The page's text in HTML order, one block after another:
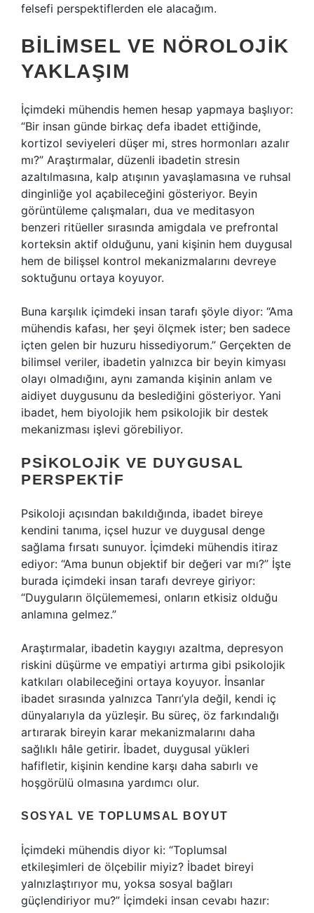
felsefi perspektiflerden ele alacağım.
BILIMSEL VE NÖROLOJIK
YAKLAŞIM
İçimdeki mühendis hemen hesap yapmaya başlıyor:
“Bir insan günde birkaç defa ibadet ettiğinde,
kortizol seviyeleri düşer mi, stres hormonları azalır
mı?” Araştırmalar, düzenli ibadetin stresin
azaltılmasına, kalp atışının yavaşlamasına ve ruhsal
dinginliğe yol açabileceğini gösteriyor. Beyin
görüntüleme çalışmaları, dua ve meditasyon
benzeri ritüeller sırasında amigdala ve prefrontal
korteksin aktif olduğunu, yani kişinin hem duygusal
hem de bilişsel kontrol mekanizmalarını devreye
soktuğunu ortaya koyuyor.
Buna karşılık içimdeki insan tarafı şöyle diyor: “Ama
mühendis kafası, her şeyi ölçmek ister; ben sadece
içten gelen bir huzuru hissediyorum.” Gerçekten de
bilimsel veriler, ibadetin yalnızca bir beyin kimyası
olayı olmadığını, aynı zamanda kişinin anlam ve
aidiyet duygusunu da beslediğini gösteriyor. Yani
ibadet, hem biyolojik hem psikolojik bir destek
mekanizması işlevi görebiliyor.
PSIKOLOJIK VE DUYGUSAL
PERSPEKTIF
Psikoloji açısından bakıldığında, ibadet bireye
kendini tanıma, içsel huzur ve duygusal denge
sağlama fırsatı sunuyor. İçimdeki mühendis itiraz
ediyor: “Ama bunun objektif bir değeri var mı?” İşte
burada içimdeki insan tarafı devreye giriyor:
“Duyguların ölçülememesi, onların etkisiz olduğu
anlamına gelmez.”
Araştırmalar, ibadetin kaygıyı azaltma, depresyon
riskini düşürme ve empatiyi artırma gibi psikolojik
katkıları olabileceğini ortaya koyuyor. İnsanlar
ibadet sırasında yalnızca Tanrı’yla değil, kendi iç
dünyalarıyla da yüzleşir. Bu süreç, öz farkındalığı
artırarak bireyin karar mekanizmalarını daha
sağlıklı hâle getirir. İbadet, duygusal yükleri
hafifletir, kişinin kendine karşı daha sabırlı ve
hoşgörülü olmasına yardımcı olur.
SOSYAL VE TOPLUMSAL BOYUT
İçimdeki mühendis diyor ki: “Toplumsal
etkileşimleri de ölçebilir miyiz? İbadet bireyi
yalnızlaştırıyor mu, yoksa sosyal bağları
güçlendiriyor mu?” İçimdeki insan cevabı hazır: